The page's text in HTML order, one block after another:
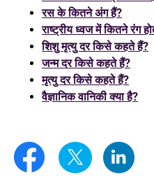
रस के कितने अंग हैं?
राष्ट्रीय ध्वज में कितने रंग
शिशु मृत्यु दर किसे कहते हैं?
जन्म दर किसे कहते हैं?
मृत्यु दर किसे कहते हैं?
वैज्ञानिक वानिकी क्या है?